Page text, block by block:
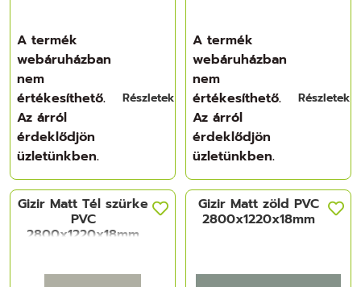
A termék
webáruházban
nem
értékesíthető.
Az árról
érdeklődjön
üzletünkben.
Részletek
A termék
webáruházban
nem
értékesíthető.
Az árról
érdeklődjön
üzletünkben.
Részletek
Gizir Matt Tél szürke
PVC
2800x1220x18mm
Gizir Matt zöld PVC
2800x1220x18mm